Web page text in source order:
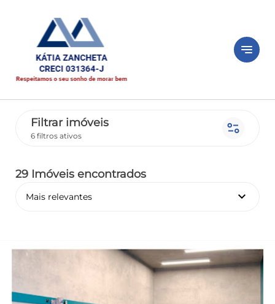
notes
Filtrar imóveis
6 filtros ativos page_info
29 Imóveis encontrados
Mais relevantes keyboard_arrow_down